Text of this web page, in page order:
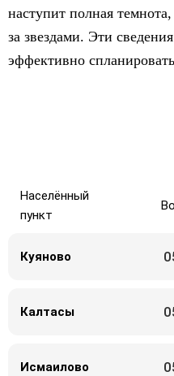
наступит полная
за звездами. Эти
эффективно
Населённый
пункт
Куяново
Калтасы
Исмаилово